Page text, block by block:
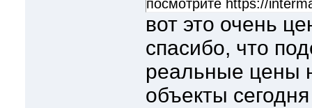
посмотрите https://
вот это очень
спасибо, что
реальные цены
объекты